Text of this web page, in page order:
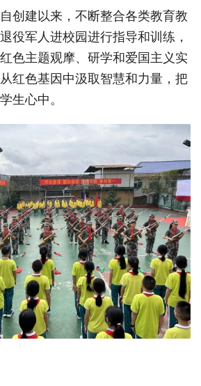
创建以来，不断整合各类教育教
役军人进校园进行指导和训练，
色主题观摩、研学和爱国主义实
红色基因中汲取智慧和力量，把
生心中。